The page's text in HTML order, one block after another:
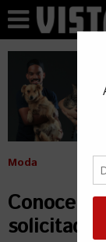
Moda
Conoce a